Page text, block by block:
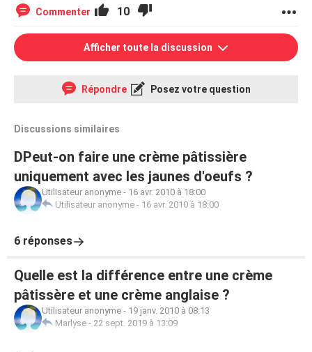
Commenter 10
Afficher toute la discussion
Répondre Posez votre question
Discussions similaires
DPeut-on faire une crème pâtissière
uniquement avec les jaunes d'oeufs ?
Utilisateur anonyme - 16 avr. 2010 à 18:00
Utilisateur anonyme - 16 avr. 2010 à 18:00
6 réponses
Quelle est la différence entre une crème
pâtissère et une crème anglaise ?
Utilisateur anonyme - 19 janv. 2010 à 08:13
Marlyse - 22 sept. 2019 à 13:09